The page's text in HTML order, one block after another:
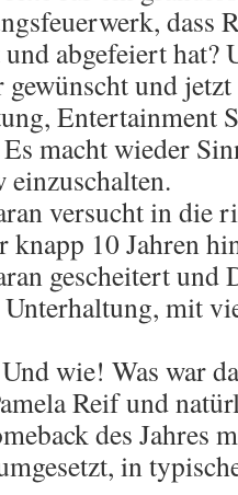
dass
und abgefeiert
gewünscht und
Entertainment
macht wieder
einzuschalten.
versucht in die
knapp 10 Jahren
gescheitert und
mit
wie! Was war
Reif und
des Jahres
in